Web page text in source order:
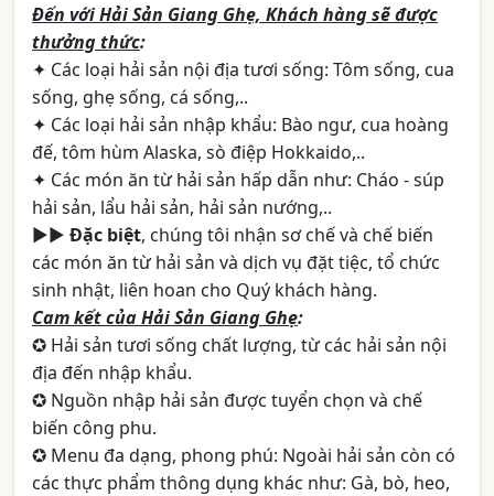
Đến với Hải Sản Giang Ghẹ, Khách hàng sẽ được
thưởng thức:
✦ Các loại hải sản nội địa tươi sống: Tôm sống, cua
sống, ghẹ sống, cá sống,..
✦ Các loại hải sản nhập khẩu: Bào ngư, cua hoàng
đế, tôm hùm Alaska, sò điệp Hokkaido,..
✦ Các món ăn từ hải sản hấp dẫn như: Cháo - súp
hải sản, lẩu hải sản, hải sản nướng,..
►► Đặc biệt, chúng tôi nhận sơ chế và chế biến
các món ăn từ hải sản và dịch vụ đặt tiệc, tổ chức
sinh nhật, liên hoan cho Quý khách hàng.
Cam kết của Hải Sản Giang Ghẹ:
✪ Hải sản tươi sống chất lượng, từ các hải sản nội
địa đến nhập khẩu.
✪ Nguồn nhập hải sản được tuyển chọn và chế
biến công phu.
✪ Menu đa dạng, phong phú: Ngoài hải sản còn có
các thực phẩm thông dụng khác như: Gà, bò, heo,